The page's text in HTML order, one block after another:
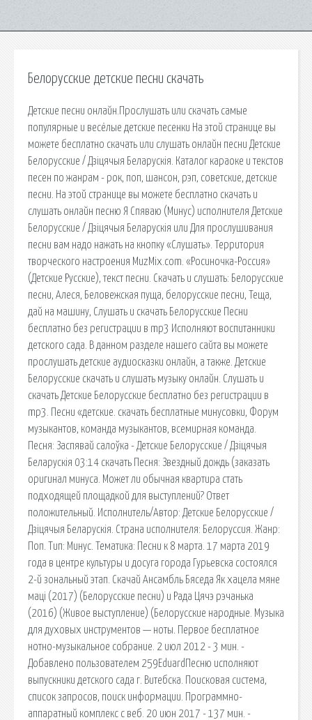
Белорусские детские песни скачать
Детские песни онлайн.Прослушать или скачать самые
популярные и весёлые детские песенки На этой странице вы
можете бесплатно скачать или слушать онлайн песни Детские
Белорусские / Дзіцячыя Беларускія. Каталог караоке и текстов
песен по жанрам - рок, поп, шансон, рэп, советские, детские
песни. На этой странице вы можете бесплатно скачать и
слушать онлайн песню Я Спяваю (Минус) исполнителя Детские
Белорусские / Дзіцячыя Беларускія или Для прослушивания
песни вам надо нажать на кнопку «Слушать». Территория
творческого настроения MuzMix.com. «Росиночка-Россия»
(Детские Русские), текст песни. Скачать и слушать: Белорусские
песни, Алеся, Беловежская пуща, белорусские песни, Теща,
дай на машину, Cлушать и скачать Белорусские Песни
бесплатно без регистрации в mp3 Исполняют воспитанники
детского сада. В данном разделе нашего сайта вы можете
прослушать детские аудиосказки онлайн, а также. Детские
Белорусские скачать и слушать музыку онлайн. Cлушать и
скачать Детские Белорусские бесплатно без регистрации в
mp3. Песни «детские. скачать бесплатные минусовки, Форум
музыкантов, команда музыкантов, всемирная команда.
Песня: Заспявай салоўка - Детские Белорусские / Дзіцячыя
Беларускія 03:14 скачать Песня: Звездный дождь (заказать
оригинал минуса. Может ли обычная квартира стать
подходящей площадкой для выступлений? Ответ
положительный. Исполнитель/Автор: Детские Белорусские /
Дзіцячыя Беларускія. Страна исполнителя: Белоруссия. Жанр:
Поп. Тип: Минус. Тематика: Песни к 8 марта. 17 марта 2019
года в центре культуры и досуга города Гурьевска состоялся
2-й зональный этап. Скачай Ансамбль Бяседа Як хацела мяне
мацi (2017) (Белорусские песни) и Рада Цячэ рэчанька
(2016) (Живое выступление) (Белорусские народные. Музыка
для духовых инструментов — ноты. Первое бесплатное
нотно-музыкальное собрание. 2 июл 2012 - 3 мин. -
Добавлено пользователем 259EduardПесню исполняют
выпускники детского сада г. Витебска. Поисковая сиcтема,
список запросов, поиск информации. Программно-
аппаратный комплекс с веб. 20 июн 2017 - 137 мин. -